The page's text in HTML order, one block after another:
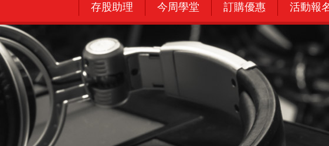
存股助理 今周學堂 訂購優惠 活動報